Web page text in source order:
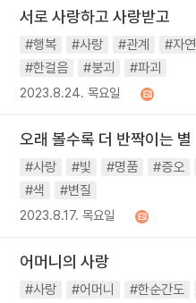
서로 사랑하고 사랑받고
#행복 #사랑 #관계 #자연
#한걸음
#붕괴 #파괴
2023.8.24. 목요일
오래 볼수록 더 반짝이는 별
#사랑 #빛 #명품 #증오
#색
#변질
2023.8.17. 목요일
어머니의 사랑
#사랑 #어머니 #한순간도